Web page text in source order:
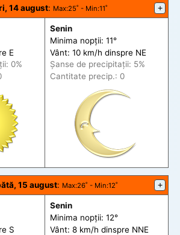
14 august: Max:25˚ - Min:11˚ +
E
: 0%
Senin
Minima nopții: 11°
Vânt: 10 km/h dinspre NE
Șanse de precipitații: 5%
Cantitate precip.: 0
15 august: Max:26˚ - Min:12˚ +
S
Senin
Minima nopții: 12°
Vânt: 8 km/h dinspre NNE